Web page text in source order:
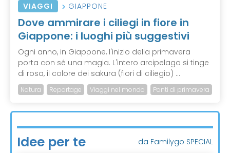
VIAGGI GIAPPONE
Dove ammirare i ciliegi in fiore in
Giappone: i luoghi più suggestivi
Ogni anno, in Giappone, l'inizio della primavera
porta con sé una magia. L'intero arcipelago si tinge
di rosa, il colore dei sakura (fiori di ciliegio) ...
Natura Reportage Viaggi nel mondo Ponti di primavera
Idee per te da Familygo SPECIAL